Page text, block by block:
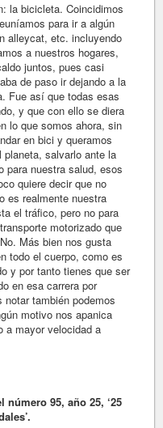
la bicicleta. Coincidimos
para ir a algún
alleycat, etc. incluyendo
a nuestros hogares,
juntos, pues casi
de paso ir dejando a la
Fue así que todas esas
y que con ello se diera
lo que somos ahora, sin
en bici y queramos
planeta, salvarlo ante la
para nuestra salud, esos
quiere decir que no
es realmente nuestra
el tráfico, pero no para
motorizado que
Más bien nos gusta
todo el cuerpo, como es
y por tanto tienes que ser
en esa carrera por
notar también podemos
motivo nos apanica
a mayor velocidad a
95, año 25, ‘25